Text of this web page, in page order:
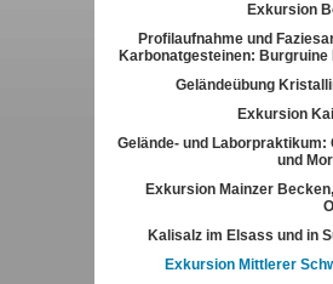
Exkursion
Profilaufnahme und
Karbonatgesteinen: Burgruine
Geländeübung
Exkursion
Gelände- und Laborpraktikum:
und
Exkursion Mainzer
Kalisalz im Elsass und in
Exkursion Mittlerer